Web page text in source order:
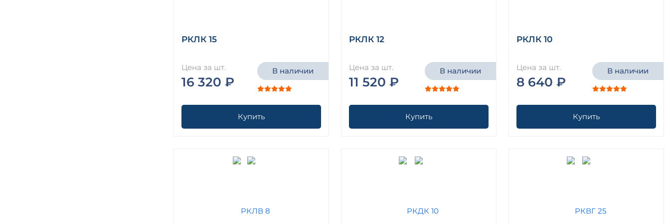
РКЛК 15
Цена за шт.
16 320 ₽
В наличии
Купить
РКЛК 12
Цена за шт.
11 520 ₽
В наличии
Купить
РКЛК 10
Цена за шт.
8 640 ₽
В наличии
Купить